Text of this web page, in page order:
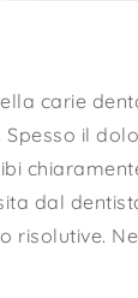
carie
il
dal
risolutive.